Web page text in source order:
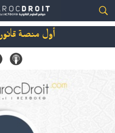
أول منصة